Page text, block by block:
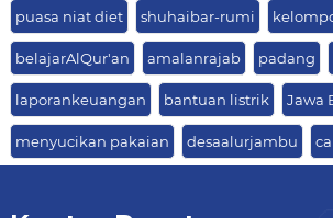
puasa niat diet shuhaibar-rumi
belajarAlQur'an amalanrajab padang
laporankeuangan bantuan listrik Jawa
menyucikan pakaian desaalurjambu